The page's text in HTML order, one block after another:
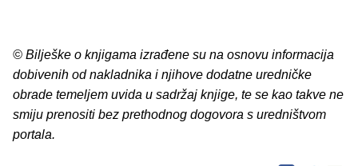
© Bilješke o knjigama izrađene su na osnovu informacija
dobivenih od nakladnika i njihove dodatne uredničke
obrade temeljem uvida u sadržaj knjige, te se kao takve ne
smiju prenositi bez prethodnog dogovora s uredništvom
portala.